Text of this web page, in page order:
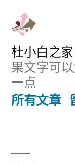
杜小白之家
果文字可
一点
所有文章